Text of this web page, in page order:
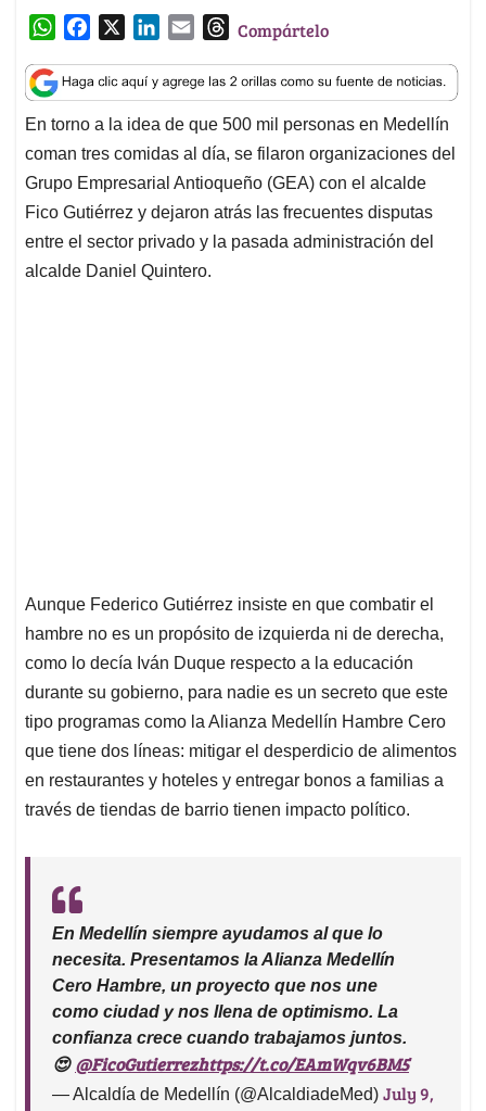
W
a
t
s
A
p
p
c
e
b
o
o
k
n
k
e
d
I
n
a
i
l
T
r
e
a
d
s
Compártelo
En torno a la idea de que 500 mil personas en Medellín
coman tres comidas al día, se filaron organizaciones del
Grupo Empresarial Antioqueño (GEA) con el alcalde
Fico Gutiérrez y dejaron atrás las frecuentes disputas
entre el sector privado y la pasada administración del
alcalde Daniel Quintero.
Aunque Federico Gutiérrez insiste en que combatir el
hambre no es un propósito de izquierda ni de derecha,
como lo decía Iván Duque respecto a la educación
durante su gobierno, para nadie es un secreto que este
tipo programas como la Alianza Medellín Hambre Cero
que tiene dos líneas: mitigar el desperdicio de alimentos
en restaurantes y hoteles y entregar bonos a familias a
través de tiendas de barrio tienen impacto político.
En Medellín siempre ayudamos al que lo
necesita. Presentamos la Alianza Medellín
Cero Hambre, un proyecto que nos une
como ciudad y nos llena de optimismo. La
confianza crece cuando trabajamos juntos.
😍 @FicoGutierrezhttps://t.co/EAmWqv6BM5
— Alcaldía de Medellín (@AlcaldiadeMed) July 9,